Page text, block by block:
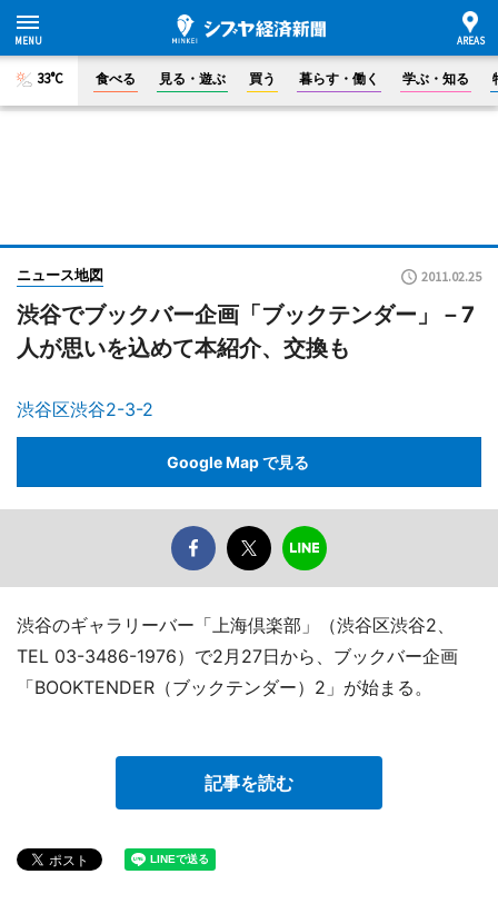
33°C 食べる 見る・遊ぶ 買う 暮らす・働く 学ぶ・知る
ニュース地図 2011.02.25
渋谷でブックバー企画「ブックテンダー」－7
人が思いを込めて本紹介、交換も
渋谷区渋谷2-3-2
Google Map で見る
渋谷のギャラリーバー「上海倶楽部」（渋谷区渋谷2、
TEL 03-3486-1976）で2月27日から、ブックバー企画
「BOOKTENDER（ブックテンダー）2」が始まる。
記事を読む